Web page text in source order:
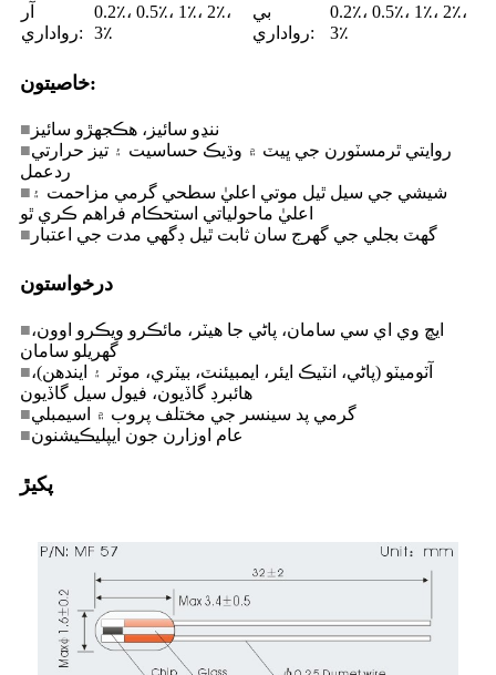
آر
رواداري:
0.2٪، 0.5٪، 1٪، 2٪،
3٪
بي
رواداري:
0.2٪، 0.5٪، 1٪، 2٪،
3٪
خاصيتون:
■ ننڍو سائيز، هڪجهڙو سائيز
■روايتي ٿرمسٽورن جي ڀيٽ ۾ وڌيڪ حساسيت ۽ تيز حرارتي
ردعمل
■ شيشي جي سيل ٿيل موتي اعليٰ سطحي گرمي مزاحمت ۽
اعليٰ ماحولياتي استحڪام فراهم ڪري ٿو
■ گهٽ بجلي جي گهرج سان ثابت ٿيل ڊگهي مدت جي اعتبار
درخواستون
■ايڇ وي اي سي سامان، پاڻي جا هيٽر، مائڪرو ويڪرو اوون،
گهريلو سامان
■آٽوميٽو (پاڻي، انٽيڪ ايئر، ايمبيئنٽ، بيٽري، موٽر ۽ ايندھن)،
هائبرڊ گاڏيون، فيول سيل گاڏيون
■گرمي پد سينسر جي مختلف پروب ۾ اسيمبلي
■عام اوزارن جون ايپليڪيشنون
پکيڙ